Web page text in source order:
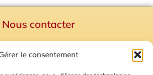
le consentement
Nous contacter
Plan du site